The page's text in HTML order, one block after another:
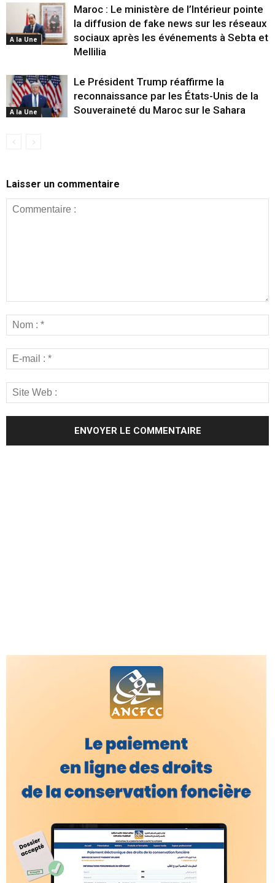
A la Une
Maroc : Le ministère de l’Intérieur pointe
la diffusion de fake news sur les réseaux
sociaux après les événements à Sebta et
Mellilia
A la Une
Le Président Trump réaffirme la
reconnaissance par les États-Unis de la
Souveraineté du Maroc sur le Sahara
Laisser un commentaire